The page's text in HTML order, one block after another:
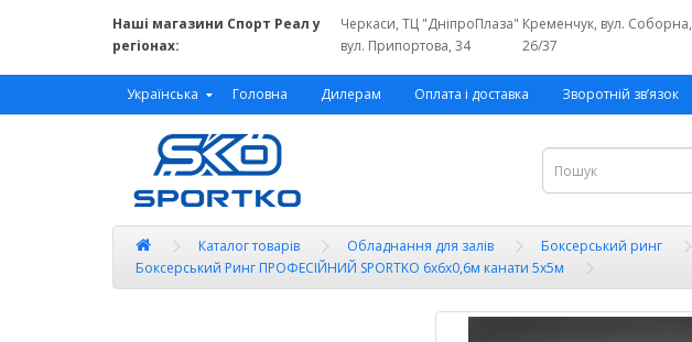
Наші магазини Спорт Реал у
регіонах:
Черкаси, ТЦ "ДніпроПлаза"
вул. Припортова, 34
Кременчук, вул. Соборна,
26/37
Українська Головна Дилерам Оплата і доставка Зворотній зв’язок
Каталог товарів Обладнання для залів Боксерський ринг
Боксерський Ринг ПРОФЕСІЙНИЙ SPORTKO 6х6х0,6м канати 5х5м